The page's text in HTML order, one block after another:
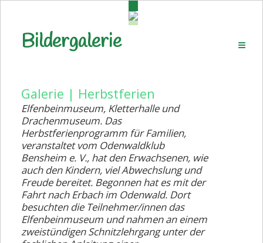
Startseite
Wanderplan
Wanderplan/Kinder u. Familien
Aktuell
Aktuell - Kinder und Familien
Wanderabzeichen
Ausbildung
Wanderheime
Bildergalerie
Galerie | Herbstferien
Elfenbeinmuseum, Kletterhalle und
Drachenmuseum. Das
Herbstferienprogramm für Familien,
veranstaltet vom Odenwaldklub
Bensheim e. V., hat den Erwachsenen, wie
auch den Kindern, viel Abwechslung und
Freude bereitet. Begonnen hat es mit der
Fahrt nach Erbach im Odenwald. Dort
besuchten die Teilnehmer/innen das
Elfenbeinmuseum und nahmen an einem
zweistündigen Schnitzlehrgang unter der